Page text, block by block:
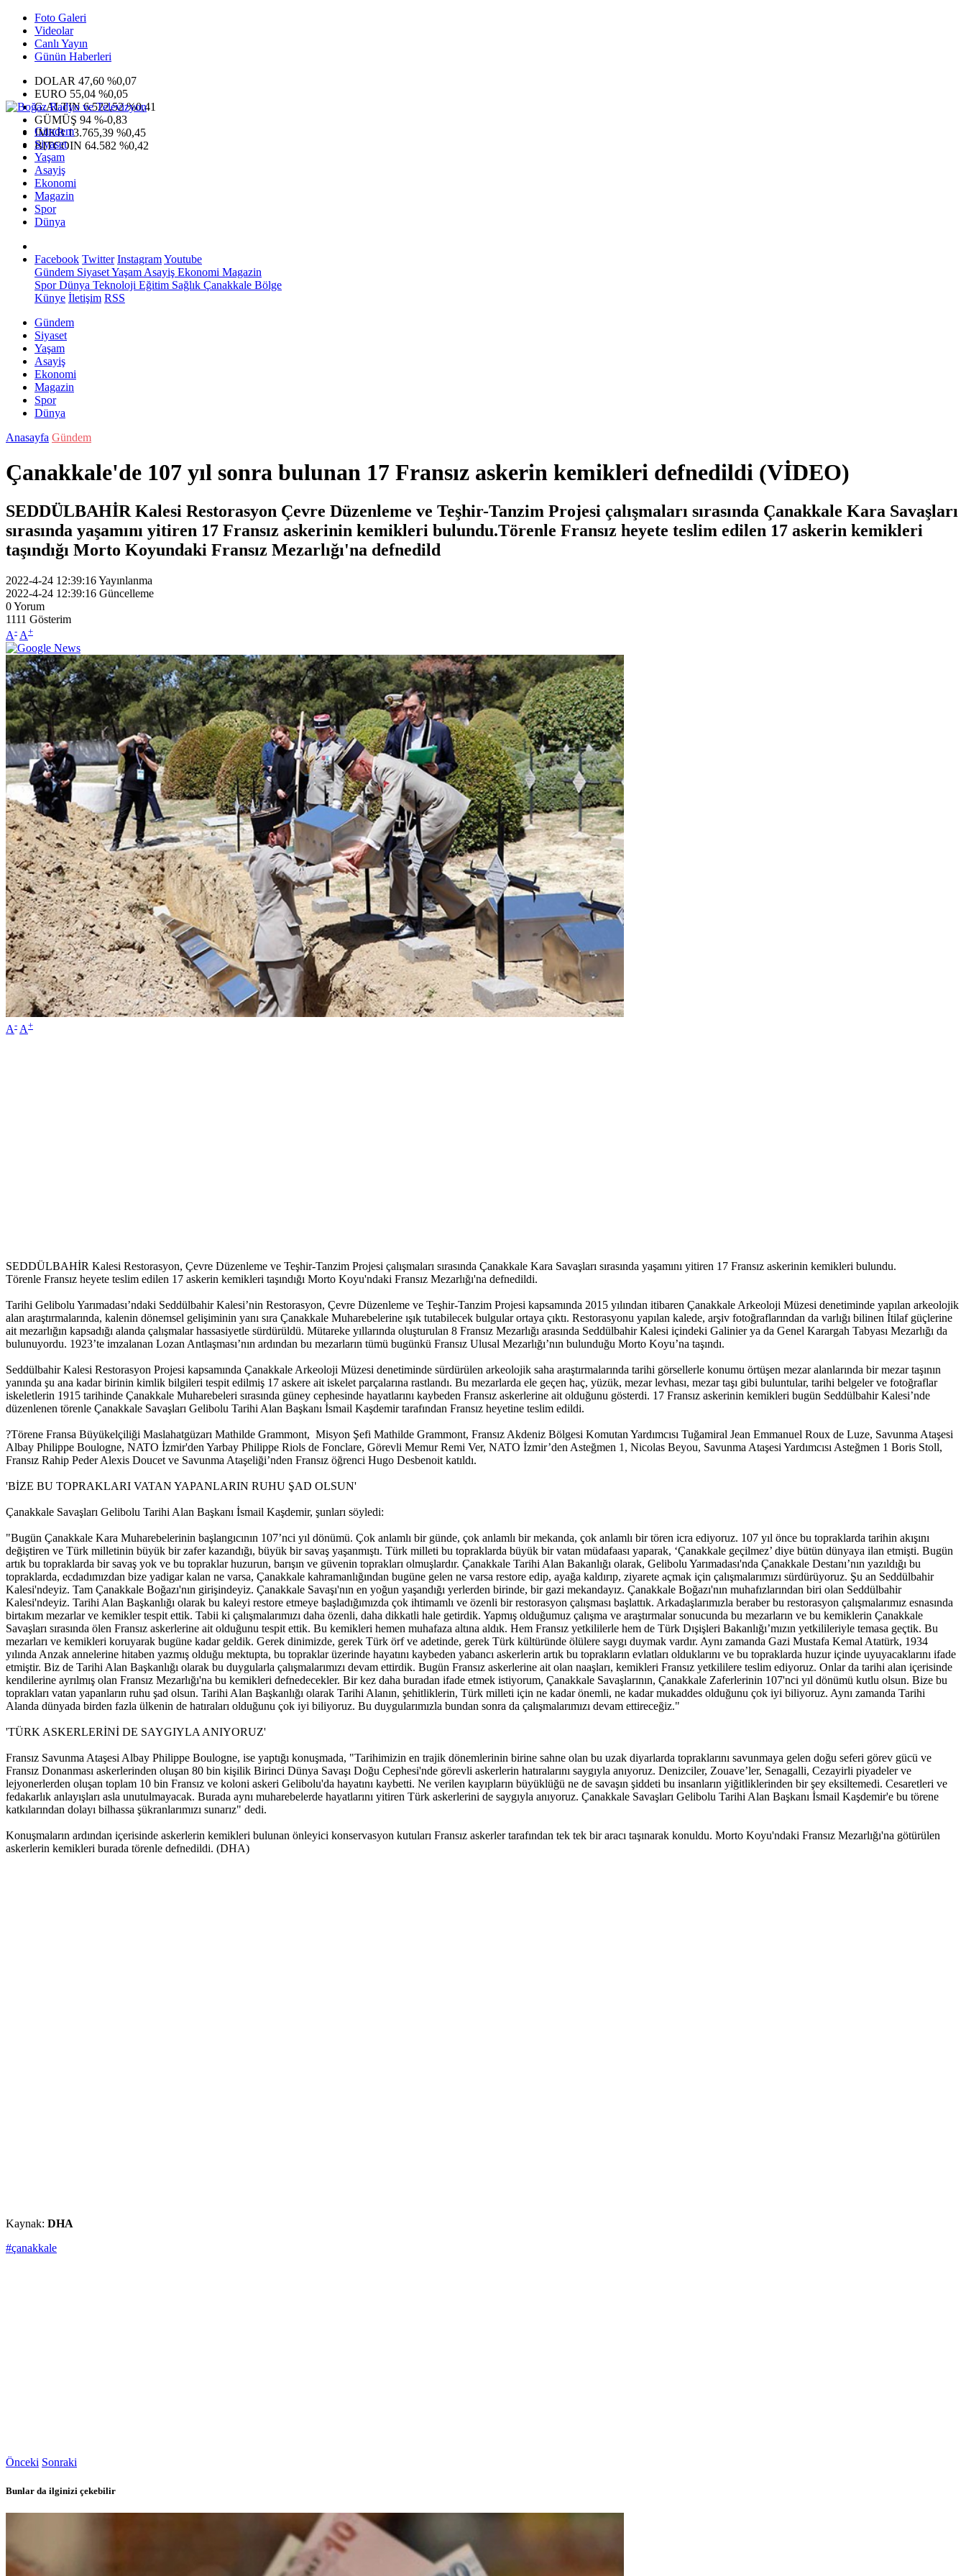
Foto Galeri
Videolar
Canlı Yayın
Günün Haberleri
DOLAR 47,60 %0,07
EURO 55,04 %0,05
G.ALTIN6.522,52 %0,41
GÜMÜŞ 94 %-0,83
IMKB13.765,39 %0,45
BITCOIN 64.582 %0,42
Gündem
Siyaset
Yaşam
Asayiş
Ekonomi
Magazin
Spor
Dünya
Facebook Twitter InstagramYoutube
Gündem SiyasetYaşam Asayiş Ekonomi Magazin
SporDünya Teknoloji Eğitim Sağlık Çanakkale Bölge
Künye İletişim RSS
Gündem
Siyaset
Yaşam
Asayiş
Ekonomi
Magazin
Spor
Dünya
Anasayfa Gündem
Çanakkale'de 107 yıl sonra bulunan 17 Fransız askerin kemikleri defnedildi (VİDEO)
SEDDÜLBAHİR Kalesi Restorasyon Çevre Düzenleme ve Teşhir-Tanzim Projesi çalışmaları sırasında Çanakkale Kara Savaşları
sırasında yaşamını yitiren 17 Fransız askerinin kemikleri bulundu.Törenle Fransız heyete teslim edilen 17 askerin kemikleri
taşındığı Morto Koyundaki Fransız Mezarlığı'na defnedild
2022-4-24 12:39:16Yayınlanma
2022-4-24 12:39:16 Güncelleme
0Yorum
1111 Gösterim
A- A+
A- A+
SEDDÜLBAHİR Kalesi Restorasyon, Çevre Düzenleme ve Teşhir-Tanzim Projesi çalışmaları sırasında Çanakkale Kara Savaşları sırasında yaşamını yitiren 17 Fransız askerinin kemikleri bulundu.
Törenle Fransız heyete teslim edilen 17 askerin kemikleri taşındığı Morto Koyu'ndaki Fransız Mezarlığı'na defnedildi.
Tarihi Gelibolu Yarımadası’ndaki Seddülbahir Kalesi’nin Restorasyon, Çevre Düzenleme ve Teşhir-Tanzim Projesi kapsamında 2015 yılından itibaren Çanakkale Arkeoloji Müzesi denetiminde yapılan arkeolojik
alan araştırmalarında, kalenin dönemsel gelişiminin yanı sıra Çanakkale Muharebelerine ışık tutabilecek bulgular ortaya çıktı. Restorasyonu yapılan kalede, arşiv fotoğraflarından da varlığı bilinen İtilaf güçlerine
ait mezarlığın kapsadığı alanda çalışmalar hassasiyetle sürdürüldü. Mütareke yıllarında oluşturulan 8 Fransız Mezarlığı arasında Seddülbahir Kalesi içindeki Galinier ya da Genel Karargah Tabyası Mezarlığı da
bulunuyordu. 1923’te imzalanan Lozan Antlaşması’nın ardından bu mezarların tümü bugünkü Fransız Ulusal Mezarlığı’nın bulunduğu Morto Koyu’na taşındı.
Seddülbahir Kalesi Restorasyon Projesi kapsamında Çanakkale Arkeoloji Müzesi denetiminde sürdürülen arkeolojik saha araştırmalarında tarihi görsellerle konumu örtüşen mezar alanlarında bir mezar taşının
yanında şu ana kadar birinin kimlik bilgileri tespit edilmiş 17 askere ait iskelet parçalarına rastlandı. Bu mezarlarda ele geçen haç, yüzük, mezar levhası, mezar taşı gibi buluntular, tarihi belgeler ve fotoğraflar
iskeletlerin 1915 tarihinde Çanakkale Muharebeleri sırasında güney cephesinde hayatlarını kaybeden Fransız askerlerine ait olduğunu gösterdi. 17 Fransız askerinin kemikleri bugün Seddülbahir Kalesi’nde
düzenlenen törenle Çanakkale Savaşları Gelibolu Tarihi Alan Başkanı İsmail Kaşdemir tarafından Fransız heyetine teslim edildi.
?Törene Fransa Büyükelçiliği Maslahatgüzarı Mathilde Grammont, Misyon Şefi Mathilde Grammont, Fransız Akdeniz Bölgesi Komutan Yardımcısı Tuğamiral Jean Emmanuel Roux de Luze, Savunma Ataşesi
Albay Philippe Boulogne, NATO İzmir'den Yarbay Philippe Riols de Fonclare, Görevli Memur Remi Ver, NATO İzmir’den Asteğmen 1, Nicolas Beyou, Savunma Ataşesi Yardımcısı Asteğmen 1 Boris Stoll,
Fransız Rahip Peder Alexis Doucet ve Savunma Ataşeliği’nden Fransız öğrenci Hugo Desbenoit katıldı.
'BİZE BU TOPRAKLARI VATAN YAPANLARIN RUHU ŞAD OLSUN'
Çanakkale Savaşları Gelibolu Tarihi Alan Başkanı İsmail Kaşdemir, şunları söyledi:
"Bugün Çanakkale Kara Muharebelerinin başlangıcının 107’nci yıl dönümü. Çok anlamlı bir günde, çok anlamlı bir mekanda, çok anlamlı bir tören icra ediyoruz. 107 yıl önce bu topraklarda tarihin akışını
değiştiren ve Türk milletinin büyük bir zafer kazandığı, büyük bir savaş yaşanmıştı. Türk milleti bu topraklarda büyük bir vatan müdafaası yaparak, ‘Çanakkale geçilmez’ diye bütün dünyaya ilan etmişti. Bugün
artık bu topraklarda bir savaş yok ve bu topraklar huzurun, barışın ve güvenin toprakları olmuşlardır. Çanakkale Tarihi Alan Bakanlığı olarak, Gelibolu Yarımadası'nda Çanakkale Destanı’nın yazıldığı bu
topraklarda, ecdadımızdan bize yadigar kalan ne varsa, Çanakkale kahramanlığından bugüne gelen ne varsa restore edip, ayağa kaldırıp, ziyarete açmak için çalışmalarımızı sürdürüyoruz. Şu an Seddülbahir
Kalesi'ndeyiz. Tam Çanakkale Boğazı'nın girişindeyiz. Çanakkale Savaşı'nın en yoğun yaşandığı yerlerden birinde, bir gazi mekandayız. Çanakkale Boğazı'nın muhafızlarından biri olan Seddülbahir
Kalesi'ndeyiz. Tarihi Alan Başkanlığı olarak bu kaleyi restore etmeye başladığımızda çok ihtimamlı ve özenli bir restorasyon çalışması başlattık. Arkadaşlarımızla beraber bu restorasyon çalışmalarımız esnasında
birtakım mezarlar ve kemikler tespit ettik. Tabii ki çalışmalarımızı daha özenli, daha dikkatli hale getirdik. Yapmış olduğumuz çalışma ve araştırmalar sonucunda bu mezarların ve bu kemiklerin Çanakkale
Savaşları sırasında ölen Fransız askerlerine ait olduğunu tespit ettik. Bu kemikleri hemen muhafaza altına aldık. Hem Fransız yetkililerle hem de Türk Dışişleri Bakanlığı’mızın yetkilileriyle temasa geçtik. Bu
mezarları ve kemikleri koruyarak bugüne kadar geldik. Gerek dinimizde, gerek Türk örf ve adetinde, gerek Türk kültüründe ölülere saygı duymak vardır. Aynı zamanda Gazi Mustafa Kemal Atatürk, 1934
yılında Anzak annelerine hitaben yazmış olduğu mektupta, bu topraklar üzerinde hayatını kaybeden yabancı askerlerin artık bu toprakların evlatları olduklarını ve bu topraklarda huzur içinde uyuyacaklarını ifade
etmiştir. Biz de Tarihi Alan Başkanlığı olarak bu duygularla çalışmalarımızı devam ettirdik. Bugün Fransız askerlerine ait olan naaşları, kemikleri Fransız yetkililere teslim ediyoruz. Onlar da tarihi alan içerisinde
kendilerine ayrılmış olan Fransız Mezarlığı'na bu kemikleri defnedecekler. Bir kez daha buradan ifade etmek istiyorum, Çanakkale Savaşlarının, Çanakkale Zaferlerinin 107'nci yıl dönümü kutlu olsun. Bize bu
toprakları vatan yapanların ruhu şad olsun. Tarihi Alan Başkanlığı olarak Tarihi Alanın, şehitliklerin, Türk milleti için ne kadar önemli, ne kadar mukaddes olduğunu çok iyi biliyoruz. Aynı zamanda Tarihi
Alanda dünyada birden fazla ülkenin de hatıraları olduğunu çok iyi biliyoruz. Bu duygularımızla bundan sonra da çalışmalarımızı devam ettireceğiz."
'TÜRK ASKERLERİNİ DE SAYGIYLA ANIYORUZ'
Fransız Savunma Ataşesi Albay Philippe Boulogne, ise yaptığı konuşmada, "Tarihimizin en trajik dönemlerinin birine sahne olan bu uzak diyarlarda topraklarını savunmaya gelen doğu seferi görev gücü ve
Fransız Donanması askerlerinden oluşan 80 bin kişilik Birinci Dünya Savaşı Doğu Cephesi'nde görevli askerlerin hatıralarını saygıyla anıyoruz. Denizciler, Zouave’ler, Senagalli, Cezayirli piyadeler ve
lejyonerlerden oluşan toplam 10 bin Fransız ve koloni askeri Gelibolu'da hayatını kaybetti. Ne verilen kayıpların büyüklüğü ne de savaşın şiddeti bu insanların yiğitliklerinden bir şey eksiltemedi. Cesaretleri ve
fedakarlık anlayışları asla unutulmayacak. Burada aynı muharebelerde hayatlarını yitiren Türk askerlerini de saygıyla anıyoruz. Çanakkale Savaşları Gelibolu Tarihi Alan Başkanı İsmail Kaşdemir'e bu törene
katkılarından dolayı bilhassa şükranlarımızı sunarız" dedi.
Konuşmaların ardından içerisinde askerlerin kemikleri bulunan önleyici konservasyon kutuları Fransız askerler tarafından tek tek bir aracı taşınarak konuldu. Morto Koyu'ndaki Fransız Mezarlığı'na götürülen
askerlerin kemikleri burada törenle defnedildi. (DHA)
Kaynak: DHA
#çanakkale
Önceki Sonraki
Bunlar da ilginizi çekebilir